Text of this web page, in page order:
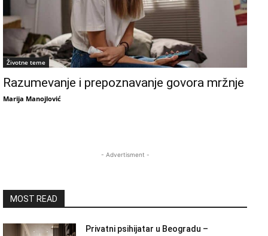
Životne teme
Razumevanje i prepoznavanje govora mržnje
Marija Manojlović
- Advertisment -
MOST READ
Privatni psihijatar u Beogradu –